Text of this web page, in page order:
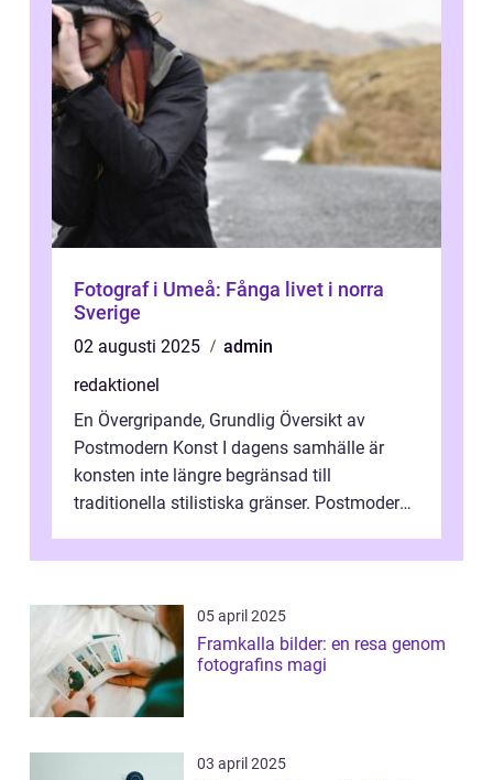
Fotograf i Umeå: Fånga livet i norra
Sverige
02 augusti 2025
admin
redaktionel
En Övergripande, Grundlig Översikt av
Postmodern Konst I dagens samhälle är
konsten inte längre begränsad till
traditionella stilistiska gränser. Postmodern
05 april 2025
Framkalla bilder: en resa genom
fotografins magi
03 april 2025